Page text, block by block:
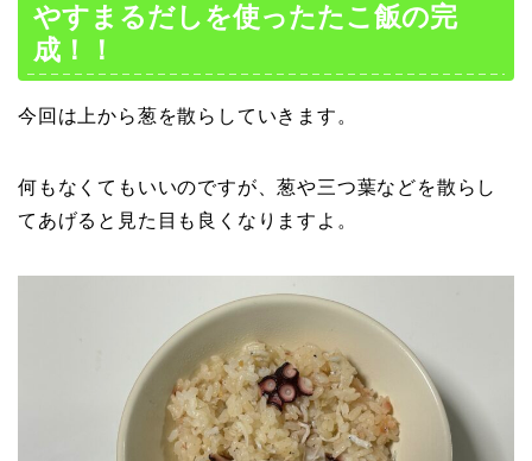
やすまるだしを使ったたこ飯の完
成！！
今回は上から葱を散らしていきます。
何もなくてもいいのですが、葱や三つ葉などを散らし
てあげると見た目も良くなりますよ。